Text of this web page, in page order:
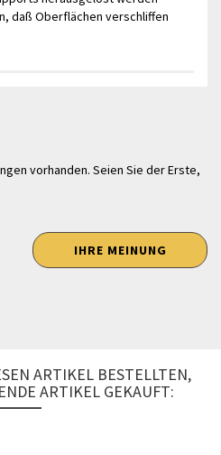
daß Oberflächen verschliffen
vorhanden. Seien Sie der Erste,
IHRE MEINUNG
ARTIKEL BESTELLTEN,
ARTIKEL GEKAUFT: